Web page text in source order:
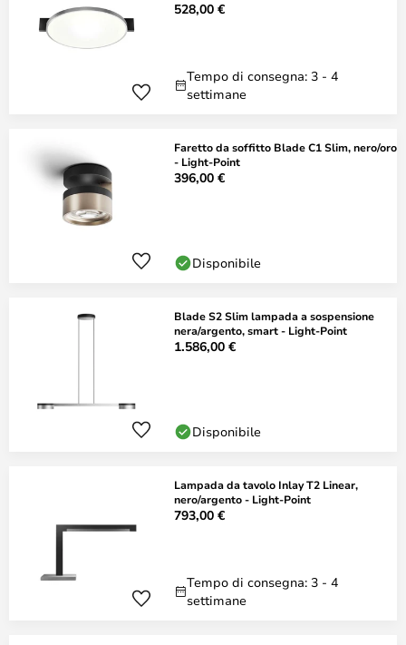
528,00 €
Tempo di consegna: 3 - 4
settimane
Faretto da soffitto Blade C1 Slim, nero/oro
- Light-Point
396,00 €
Disponibile
Blade S2 Slim lampada a sospensione
nera/argento, smart - Light-Point
1.586,00 €
Disponibile
Lampada da tavolo Inlay T2 Linear,
nero/argento - Light-Point
793,00 €
Tempo di consegna: 3 - 4
settimane